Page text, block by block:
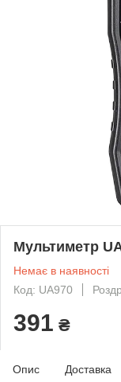
Мультиметр
Немає в наявності
Код: UA970
391 ₴
Опис Доставка